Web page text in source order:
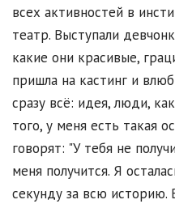
всех активностей в
театр. Выступали
какие они красивые,
пришла на кастинг и
сразу всё: идея, люди,
того, у меня есть такая
говорят: "У тебя не
меня получится. Я
секунду за всю историю.